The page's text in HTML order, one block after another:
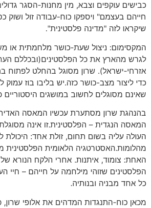
כבישים עוקפים וצבא, מין מחנות-הסגר
חייהם בעצמם" ויספקו כוח-עבודה זול ושוק
שיקראו לזה "מדינה פלסטינית".
המקסימום: ניצול שעת-כושר מלחמתית או
לגרש מהארץ את כל הפלסטינים(ובכללם
אזרחי-ישראל). שרון מסוגל בהחלט לפתוח
כדי ליצור מצב-כושר כזה.יש בליבו בוז
שאינם מסוגלים לחשוב במושגים היסטוריים
בהנהגת שרון מסתערת עכשיו המאסה
המאסה הנגדית – הפלסטינית.זו אינה
העולה עליה בשום תחום, זולת אחד: היכולת
מהלומות.האסטרטגיה הלאומית
הפלסטינים שזוהי מילחמה על חייהם – חיי
כל אחד מבניה ובנותיה.
מכאן כוח-התנגדות המדהים את אלופי שרון,